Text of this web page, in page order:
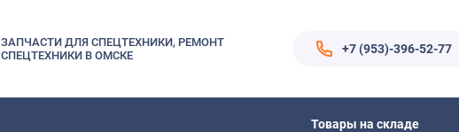
ЗАПЧАСТИ ДЛЯ СПЕЦТЕХНИКИ, РЕМОНТ
СПЕЦТЕХНИКИ В ОМСКЕ
+7 (953)-396-52-77
Товары на складе